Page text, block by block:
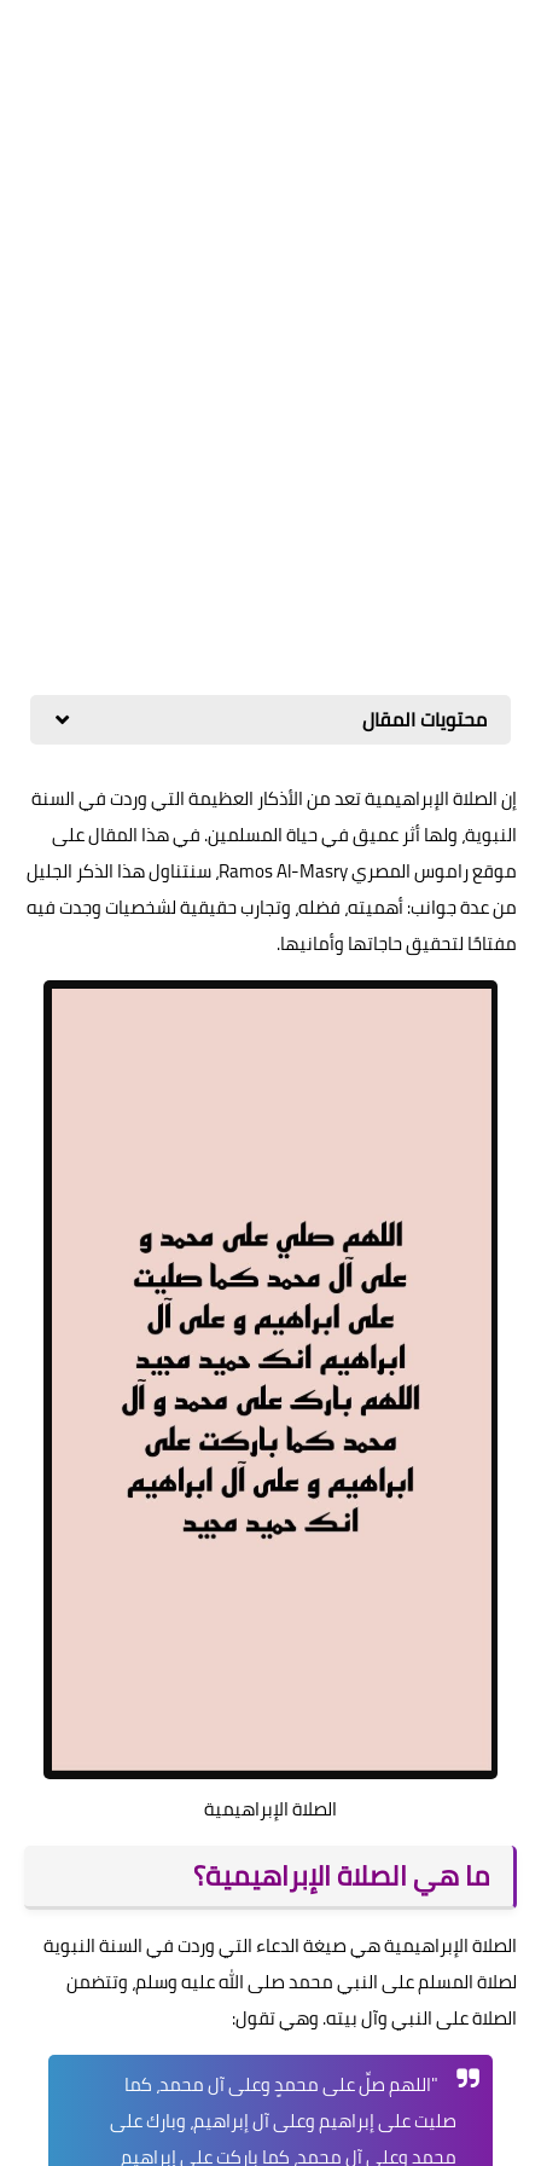
محتويات المقال
إن الصلاة الإبراهيمية تعد من الأذكار العظيمة التي وردت في السنة
النبوية، ولها أثر عميق في حياة المسلمين. في هذا المقال على
موقع راموس المصري Ramos Al-Masry، سنتناول هذا الذكر الجليل
من عدة جوانب: أهميته، فضله، وتجارب حقيقية لشخصيات وجدت فيه
مفتاحًا لتحقيق حاجاتها وأمانيها.
الصلاة الإبراهيمية
ما هي الصلاة الإبراهيمية؟
الصلاة الإبراهيمية هي صيغة الدعاء التي وردت في السنة النبوية
لصلاة المسلم على النبي محمد صلى الله عليه وسلم، وتتضمن
الصلاة على النبي وآل بيته. وهي تقول:
"اللهم صلِّ على محمدٍ وعلى آل محمد، كما
صليت على إبراهيم وعلى آل إبراهيم، وبارك على
محمدٍ وعلى آل محمد، كما باركت على إبراهيم